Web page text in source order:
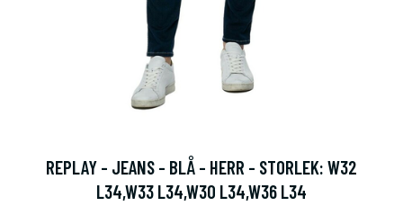
REPLAY - JEANS - BLÅ - HERR - STORLEK: W32
L34,W33 L34,W30 L34,W36 L34